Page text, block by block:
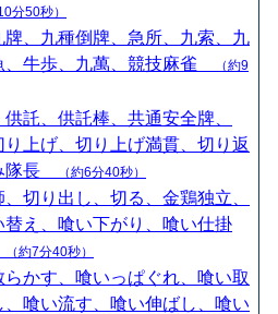
分50秒）
牌、九種倒牌、急所、九索、九
、牛歩、九萬、競技麻雀
（約9
供託、供託棒、共通安全牌、
り上げ、切り上げ満貫、切り返
隊長
（約6分40秒）
、切り出し、切る、金鶏独立、
替え、喰い下がり、喰い仕掛
（約7分40秒）
らかす、喰いっぱぐれ、喰い取
、喰い流す、喰い伸ばし、喰い